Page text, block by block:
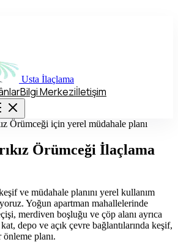
Usta İlaçlama
Bilgi Merkeziİletişim
Mekânlar Bilgi Merkezi
Örümceği için yerel müdahale planı
Örümceği İlaçlama
ve müdahale planını yerel kullanım
Yoğun apartman mahallelerinde
merdiven boşluğu ve çöp alanı ayrıca
depo ve açık çevre bağlantılarında keşif,
planı.